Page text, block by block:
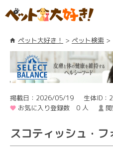
ペット大好き！ ペット検索
掲載日：2026/05/19
生体ID：
お気に入り登録数 0 人
スコティッシュ・